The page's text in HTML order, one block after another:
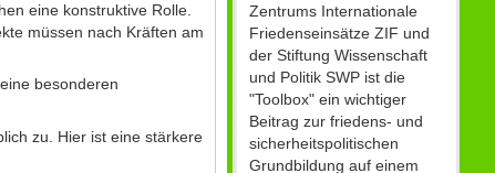
eine konstruktive Rolle.
müssen nach Kräften am
besonderen
zu. Hier ist eine stärkere
Zentrums Internationale
Friedenseinsätze ZIF und
der Stiftung Wissenschaft
und Politik SWP ist die
"Toolbox" ein wichtiger
Beitrag zur friedens- und
sicherheitspolitischen
Grundbildung auf einem